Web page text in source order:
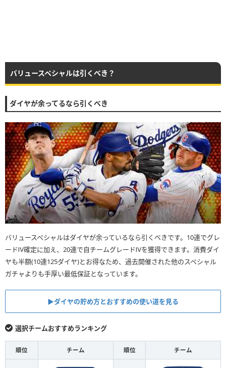
バリュースペシャルは引くべき？
ダイヤが余ってるなら引くべき
バリュースペシャルはダイヤが余っているなら引くべきです。10連でグレ
ードⅣ確定に加え、20連で自チームグレードⅣを獲得できます。消費ダイ
ヤも半額(10連125ダイヤ)とお得なため、過去開催された他のスペシャル
ガチャよりも手厚い最低保証となっています。
▶︎ダイヤの貯め方とおすすめの使い道を見る
選択チームおすすめランキング
順位 チーム 順位 チーム